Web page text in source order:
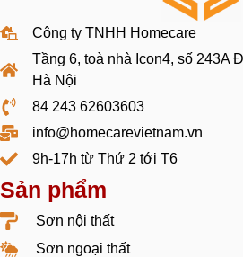
Công ty TNHH Homecare
Tầng 6, toà nhà Icon4, số 243A
Hà Nội
84 243 62603603
info@homecarevietnam.vn
9h-17h từ Thứ 2 tới T6
Sản phẩm
Sơn nội thất
Sơn ngoại thất